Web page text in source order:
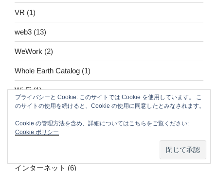
VR (1)
web3 (13)
WeWork (2)
Whole Earth Catalog (1)
Wi-Fi(1)
Zen禅View(1)
いきなりステーキ (3)
インターネット (6)
プライバシーと Cookie: このサイトでは Cookie を使用しています。 こ
のサイトの使用を続けると、Cookie の使用に同意したとみなされます。
Cookie の管理方法を含め、詳細についてはこちらをご覧ください:
Cookie ポリシー